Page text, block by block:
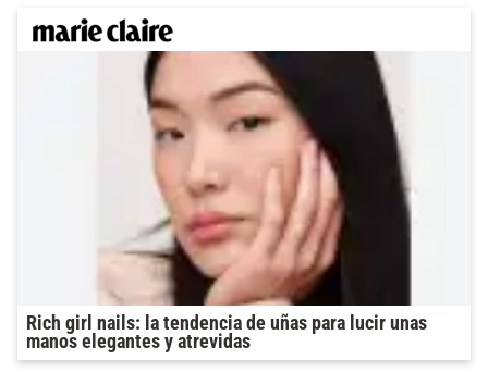
Rich girl nails: la tendencia de uñas para lucir unas
manos elegantes y atrevidas